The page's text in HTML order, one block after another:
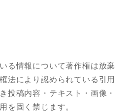
る情報について著作権は放棄
法により認められている引用
投稿内容・テキスト・画像・
を固く禁じます。